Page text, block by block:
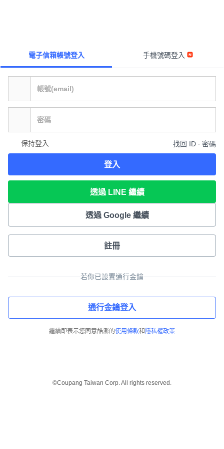
電子信箱帳號登入 手機號碼登入
保持登入 找回 ID ∙ 密碼
登入
透過 LINE 繼續
透過 Google 繼續
註冊
若你已設置通行金鑰
通行金鑰登入
繼續即表示您同意酷澎的使用條款和 隱私權政策
©Coupang Taiwan Corp. All rights reserved.